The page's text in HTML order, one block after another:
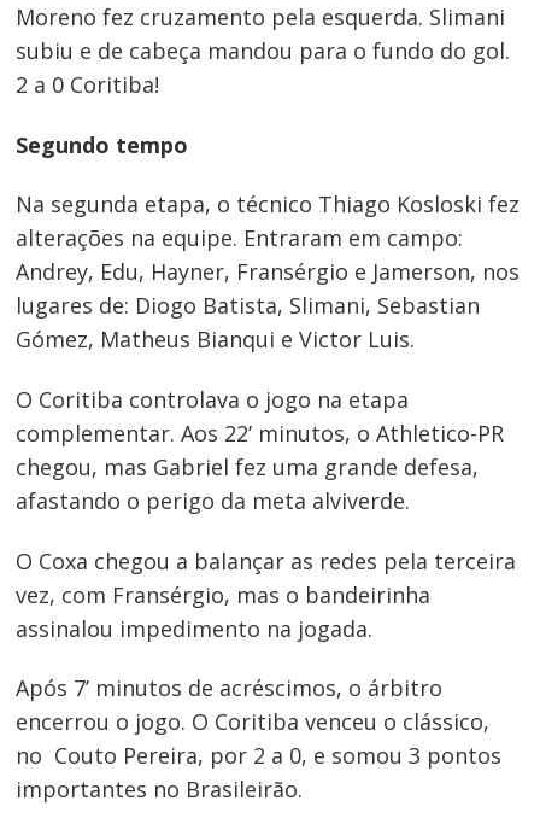
Moreno fez cruzamento pela esquerda. Slimani
subiu e de cabeça mandou para o fundo do gol.
2 a 0 Coritiba!
Segundo tempo
Na segunda etapa, o técnico Thiago Kosloski fez
alterações na equipe. Entraram em campo:
Andrey, Edu, Hayner, Fransérgio e Jamerson, nos
lugares de: Diogo Batista, Slimani, Sebastian
Gómez, Matheus Bianqui e Victor Luis.
O Coritiba controlava o jogo na etapa
complementar. Aos 22’ minutos, o Athletico-PR
chegou, mas Gabriel fez uma grande defesa,
afastando o perigo da meta alviverde.
O Coxa chegou a balançar as redes pela terceira
vez, com Fransérgio, mas o bandeirinha
assinalou impedimento na jogada.
Após 7’ minutos de acréscimos, o árbitro
encerrou o jogo. O Coritiba venceu o clássico,
no Couto Pereira, por 2 a 0, e somou 3 pontos
importantes no Brasileirão.